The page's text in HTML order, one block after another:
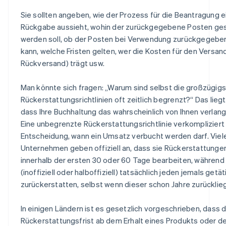
Sie sollten angeben, wie der Prozess für die Beantragung
Rückgabe aussieht, wohin der zurückgegebene Posten
werden soll, ob der Posten bei Verwendung
kann, welche Fristen gelten, wer die Kosten für den
Rückversand) trägt usw.
Man könnte sich fragen: „Warum sind selbst die
Rückerstattungsrichtlinien oft zeitlich begrenzt?“ Das
dass Ihre Buchhaltung das wahrscheinlich von Ihnen
Eine unbegrenzte Rückerstattungsrichtlinie verkompliziert
Entscheidung, wann ein Umsatz verbucht werden darf.
Unternehmen geben offiziell an, dass sie
innerhalb der ersten 30 oder 60 Tage bearbeiten, während
(inoffiziell oder halboffiziell) tatsächlich jeden jemals
zurückerstatten, selbst wenn dieser schon Jahre
In einigen Ländern ist es gesetzlich vorgeschrieben, dass
Rückerstattungsfrist ab dem Erhalt eines Produkts oder